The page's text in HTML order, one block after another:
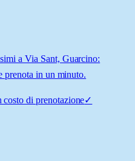
a Via Sant, Guarcino:
prenota in un minuto.
costo di prenotazione✓